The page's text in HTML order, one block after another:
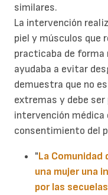
similares.
La intervención
piel y músculos que
practicaba de forma
ayudaba a evitar
demuestra que no
extremas y debe
intervención médica
consentimiento del
"La Comunidad
una mujer una
por las